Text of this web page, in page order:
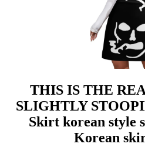
THIS IS THE
SLIGHTLY
Skirt korean style
Korean